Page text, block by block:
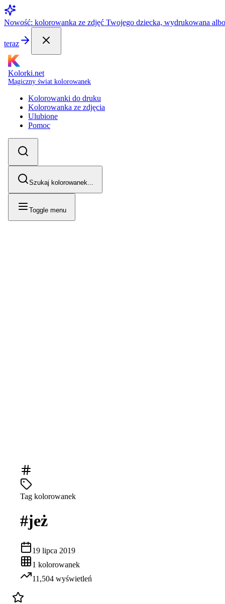
Nowość: kolorowanka ze zdjęć Twojego dziecka, wydrukowana
teraz
Kolorki.net
Magiczny świat kolorowanek
Kolorowanki do druku
Kolorowanka ze zdjęcia
Ulubione
Pomoc
Szukaj kolorowanek...
Toggle menu
Tag kolorowanek
#jeż
19 lipca 2019
1 kolorowanek
11,504 wyświetleń